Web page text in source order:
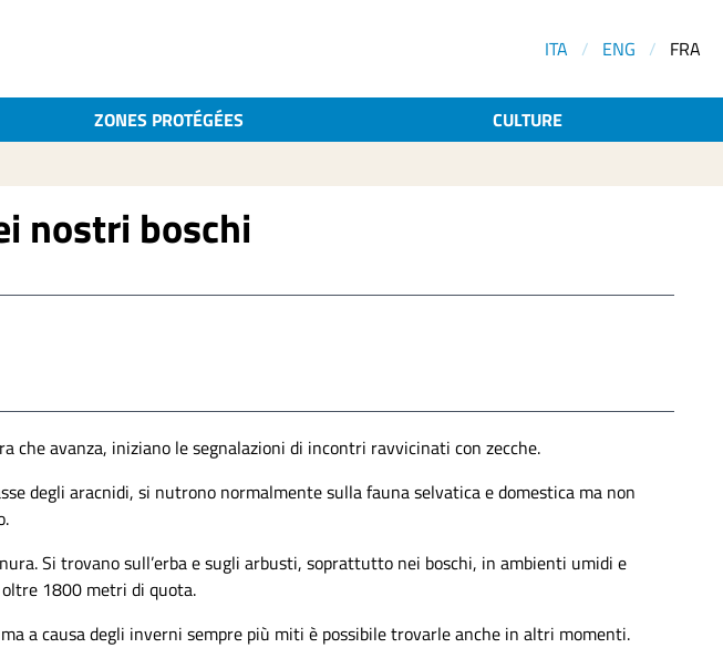
ITA / ENG / FRA
ZONES PROTÉGÉES
CULTURE
nostri boschi
che avanza, iniziano le segnalazioni di incontri ravvicinati con zecche.
degli aracnidi, si nutrono normalmente sulla fauna selvatica e domestica ma non
Si trovano sull’erba e sugli arbusti, soprattutto nei boschi, in ambienti umidi e
1800 metri di quota.
a causa degli inverni sempre più miti è possibile trovarle anche in altri momenti.